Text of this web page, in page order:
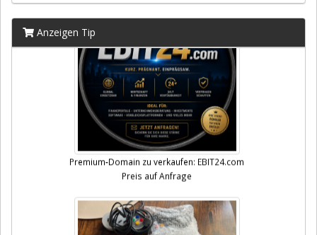
Anzeigen Tip
Premium-Domain zu verkaufen: EBIT24.com
Preis auf Anfrage